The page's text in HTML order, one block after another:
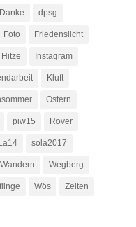
Danke dpsg
Foto Friedenslicht
Hitze Instagram
Kluft
Ostern
piw15 Rover
sola2017
Wandern Wegberg
Wös Zelten